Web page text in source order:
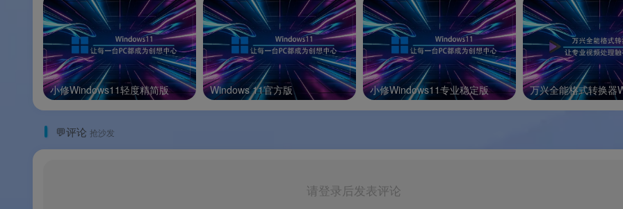
📌品牌支持：以上信息由渡漳软件网提供整理。
系统要求
🖥️系统要求
最低要求
小修Windows11轻度精简版 Windows 11官方版 小修Windows11专业稳定版
💬评论 抢沙发
请登录后发表评论